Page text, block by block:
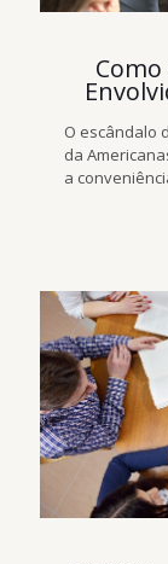
O escândalo
da
a